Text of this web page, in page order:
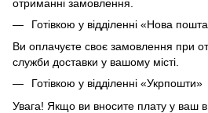
отриманні замовлення.
Готівкою у відділенні «Нова
Ви оплачуєте своє замовлення при
служби доставки у вашому місті.
Готівкою у відділенні «Укрпошти»
Увага! Якщо ви вносите плату у ваш